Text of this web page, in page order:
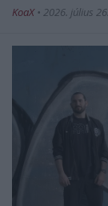
KoaX • 2026. július 26.